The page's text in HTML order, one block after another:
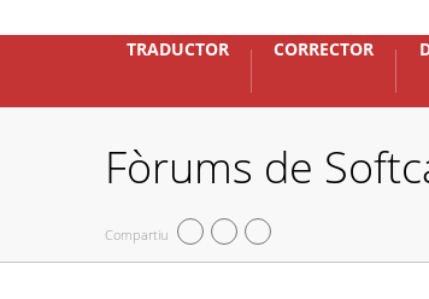
TRADUCTOR CORRECTOR
Fòrums de
Compartiu